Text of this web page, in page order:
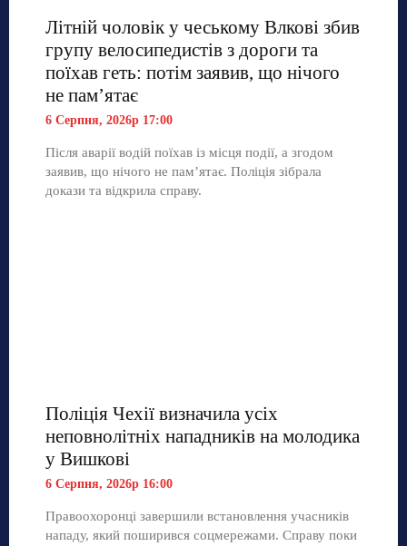
Літній чоловік у чеському Влкові збив
групу велосипедистів з дороги та
поїхав геть: потім заявив, що нічого
не пам’ятає
6 Серпня, 2026р 17:00
Після аварії водій поїхав із місця події, а згодом
заявив, що нічого не пам’ятає. Поліція зібрала
докази та відкрила справу.
Поліція Чехії визначила усіх
неповнолітніх нападників на молодика
у Вишкові
6 Серпня, 2026р 16:00
Правоохоронці завершили встановлення учасників
нападу, який поширився соцмережами. Справу поки